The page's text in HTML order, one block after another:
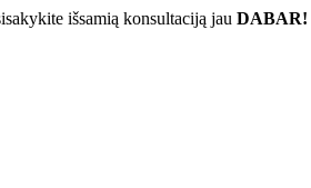
išsamią konsultaciją jau DABAR!